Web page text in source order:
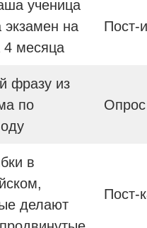
ученица
экзамен на
4 месяца
Пост-
фразу из
по
Опрос
в
делают
Пост-